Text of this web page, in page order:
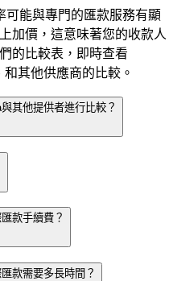
能與專門的匯款服務有顯
加價，這意味著您的收款人
的比較表，即時查看
其他供應商的比較。
其他提供者進行比較？
款手續費？
款需要多長時間？